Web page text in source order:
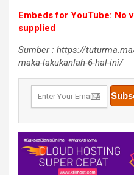
Embeds for YouTube: No
supplied
Sumber : https://
maka-lakukanlah-6-hal-ini/